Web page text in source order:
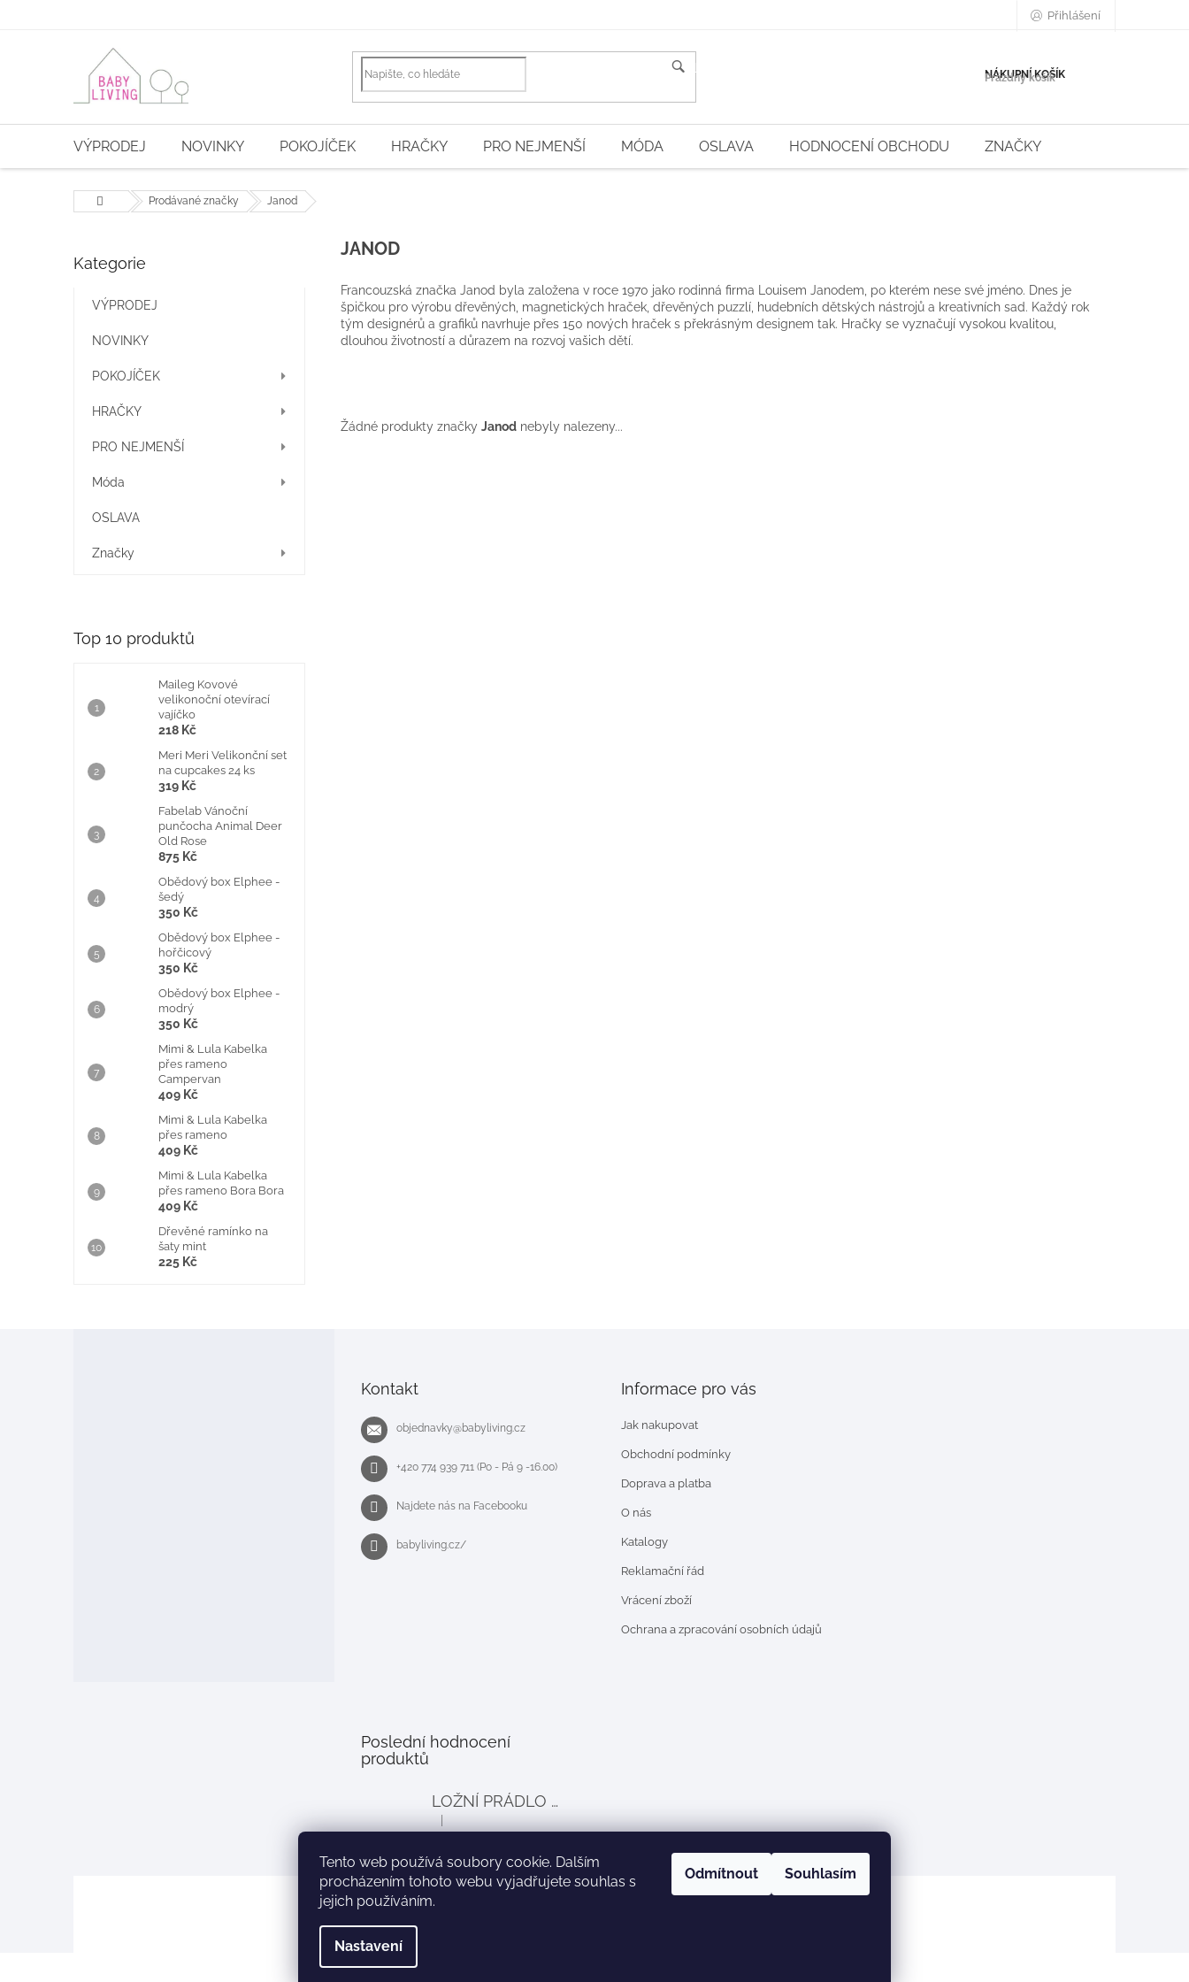
Tento web používá soubory cookie. Dalším
procházením tohoto webu vyjadřujete souhlas s
jejich používáním.
Nastavení
Odmítnout Souhlasím
Přihlášení
HLEDAT NÁKUPNÍ KOŠÍK
Prázdný košík
VÝPRODEJ NOVINKY POKOJÍČEK HRAČKY PRO NEJMENŠÍ MÓDA OSLAVA HODNOCENÍ OBCHODU ZNAČKY
Domů Prodávané značky Janod
o
Přeskočit
Kategorie
VÝPRODEJ
NOVINKY
POKOJÍČEK
HRAČKY
PRO NEJMENŠÍ
Móda
OSLAVA
Značky
Top 10 produktů
Maileg Kovové
velikonoční otevírací
vajíčko
218 Kč
Meri Meri Velikonční set
na cupcakes 24 ks
319 Kč
Fabelab Vánoční
punčocha Animal Deer
Old Rose
875 Kč
Obědový box Elphee -
šedý
350 Kč
Obědový box Elphee -
hořčicový
350 Kč
Obědový box Elphee -
modrý
350 Kč
Mimi & Lula Kabelka
přes rameno
Campervan
409 Kč
Mimi & Lula Kabelka
přes rameno
409 Kč
Mimi & Lula Kabelka
přes rameno Bora Bora
409 Kč
Dřevěné ramínko na
šaty mint
225 Kč
JANOD
Francouzská značka Janod byla založena v roce 1970 jako rodinná firma Louisem Janodem, po kterém nese své jméno. Dnes je
špičkou pro výrobu dřevěných, magnetických hraček, dřevěných puzzlí, hudebních dětských nástrojů a kreativních sad. Každý rok
tým designérů a grafiků navrhuje přes 150 nových hraček s překrásným designem tak. Hračky se vyznačují vysokou kvalitou,
dlouhou životností a důrazem na rozvoj vašich dětí.
Žádné produkty značky Janod nebyly nalezeny...
Kontakt
objednavky@babyliving.cz
+420 774 939 711 (Po - Pá 9 -16.00)
Najdete nás na Facebooku
babyliving.cz/
Informace pro vás
Jak nakupovat
Obchodní podmínky
Doprava a platba
O nás
Katalogy
Reklamační řád
Vrácení zboží
Ochrana a zpracování osobních údajů
Poslední hodnocení
produktů
LOŽNÍ PRÁDLO DO POSTÝLKY PRO PANENKY BALLOON - šedé
Hodnocení produktu je 4 z 5 hvězdiček.
|